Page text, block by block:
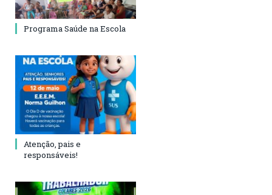
Programa Saúde na Escola
Atenção, pais e
responsáveis!